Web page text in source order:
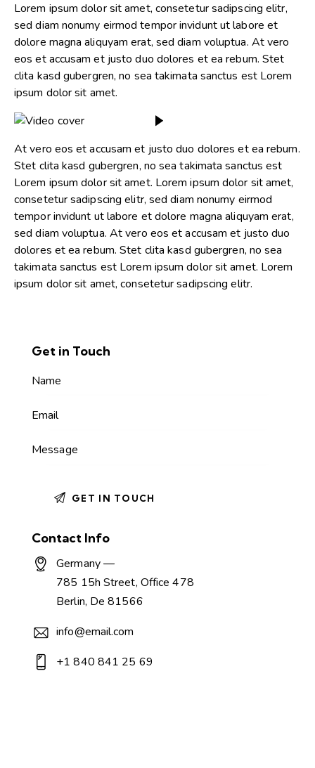
Lorem ipsum dolor sit amet, consetetur sadipscing elitr,
sed diam nonumy eirmod tempor invidunt ut labore et
dolore magna aliquyam erat, sed diam voluptua. At vero
eos et accusam et justo duo dolores et ea rebum. Stet
clita kasd gubergren, no sea takimata sanctus est Lorem
ipsum dolor sit amet.
At vero eos et accusam et justo duo dolores et ea rebum.
Stet clita kasd gubergren, no sea takimata sanctus est
Lorem ipsum dolor sit amet. Lorem ipsum dolor sit amet,
consetetur sadipscing elitr, sed diam nonumy eirmod
tempor invidunt ut labore et dolore magna aliquyam erat,
sed diam voluptua. At vero eos et accusam et justo duo
dolores et ea rebum. Stet clita kasd gubergren, no sea
takimata sanctus est Lorem ipsum dolor sit amet. Lorem
ipsum dolor sit amet, consetetur sadipscing elitr.
Get in Touch
Contact Info
Germany —
785 15h Street, Office 478
Berlin, De 81566
info@email.com
+1 840 841 25 69